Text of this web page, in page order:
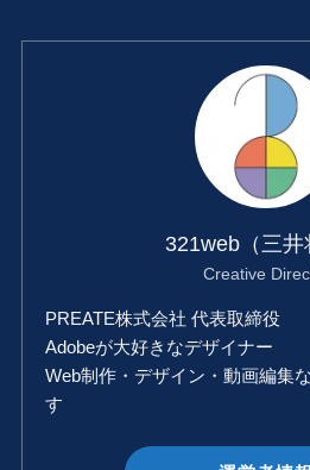
321web（三井
Creative
PREATE株式会社 代表取締役
Adobeが大好きなデザイナー
Web制作・デザイン・動画編集
す